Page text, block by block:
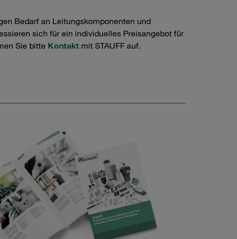
Bedarf an Leitungskomponenten und
sich für ein individuelles Preisangebot für
Sie bitte Kontakt mit STAUFF auf.